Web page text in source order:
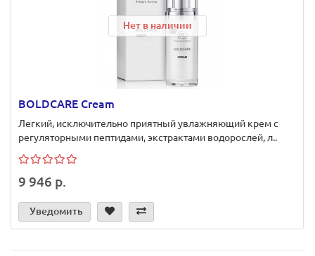
Нет в наличии
BOLDCARE Cream
Легкий, исключительно приятный увлажняющий крем с
регуляторными пептидами, экстрактами водорослей, л..
9 946 р.
Уведомить